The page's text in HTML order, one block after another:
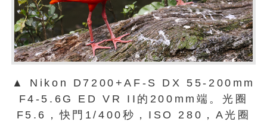
▲ Nikon D7200+AF-S DX 55-200mm
F4-5.6G ED VR II的200mm端。光圈
F5.6，快門1/400秒，ISO 280，A光圈